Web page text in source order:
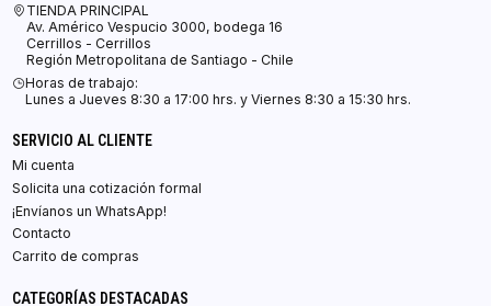
TIENDA PRINCIPAL
Av. Américo Vespucio 3000, bodega 16
Cerrillos - Cerrillos
Región Metropolitana de Santiago - Chile
Horas de trabajo:
Lunes a Jueves 8:30 a 17:00 hrs. y Viernes 8:30 a 15:30 hrs.
SERVICIO AL CLIENTE
Mi cuenta
Solicita una cotización formal
¡Envíanos un WhatsApp!
Contacto
Carrito de compras
CATEGORÍAS DESTACADAS